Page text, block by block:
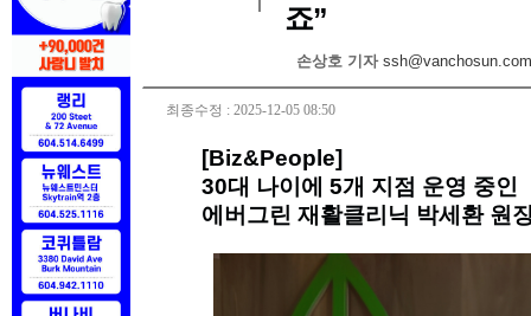
죠”
손상호 기자 ssh@vanchosun.com
최종수정 : 2025-12-05 08:50
[Biz&People]
30대 나이에 5개 지점 운영 중인
에버그린 재활클리닉 박세환 원